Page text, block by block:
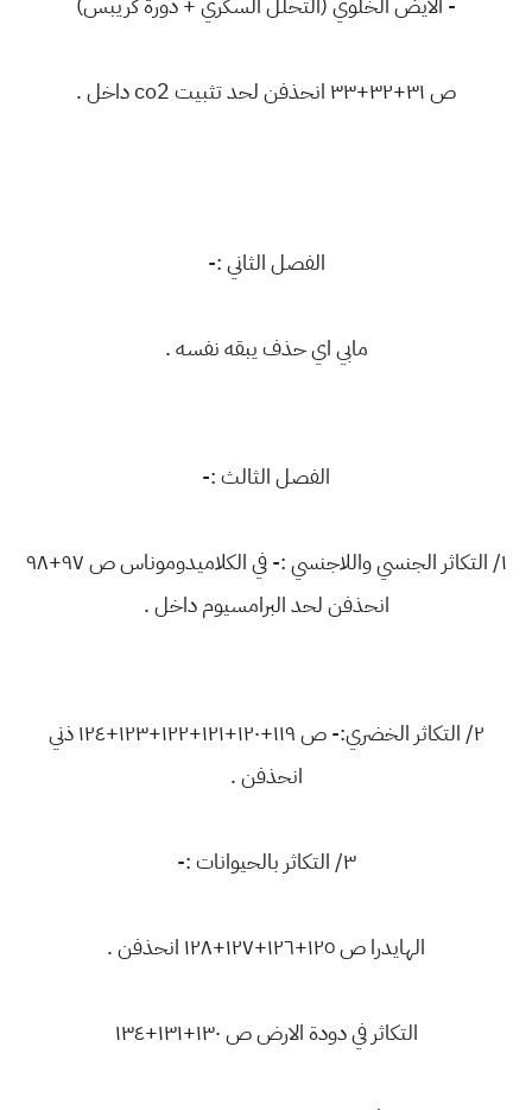
ص ٣١+٣٢+٣٣ انحذفن لحد تثبيت co2 داخل .
الفصل الثاني :-
مابي اي حذف يبقه نفسه .
الفصل الثالث :-
١/ التكاثر الجنسي واللاجنسي :- في الكلاميدوموناس ص ٩٧+٩٨
انحذفن لحد البرامسيوم داخل .
٢/ التكاثر الخضري:- ص ١١٩+١٢٠+١٢١+١٢٢+١٢٣+١٢٤ ذني
انحذفن .
٣/ التكاثر بالحيوانات :-
الهايدرا ص ١٢٥+١٢٦+١٢٧+١٢٨ انحذفن .
التكاثر في دودة الارض ص ١٣٠+١٣١+١٣٤